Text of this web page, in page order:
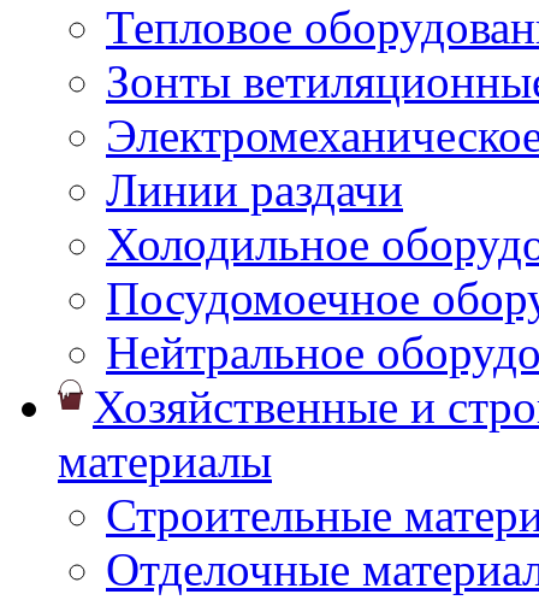
Тепловое
Зонты
Линии раздачи
Холодильное
Посудомоечное
Нейтральное
Хозяйственные и
материалы
Строительные
Отделочные